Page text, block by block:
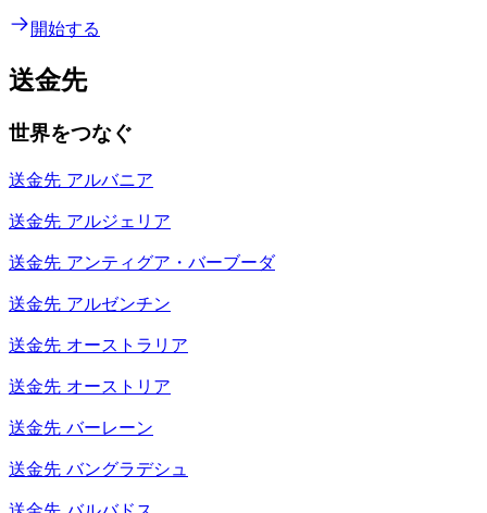
開始する
送金先
世界をつなぐ
送金先 アルバニア
送金先 アルジェリア
送金先 アンティグア・バーブーダ
送金先 アルゼンチン
送金先 オーストラリア
送金先 オーストリア
送金先 バーレーン
送金先 バングラデシュ